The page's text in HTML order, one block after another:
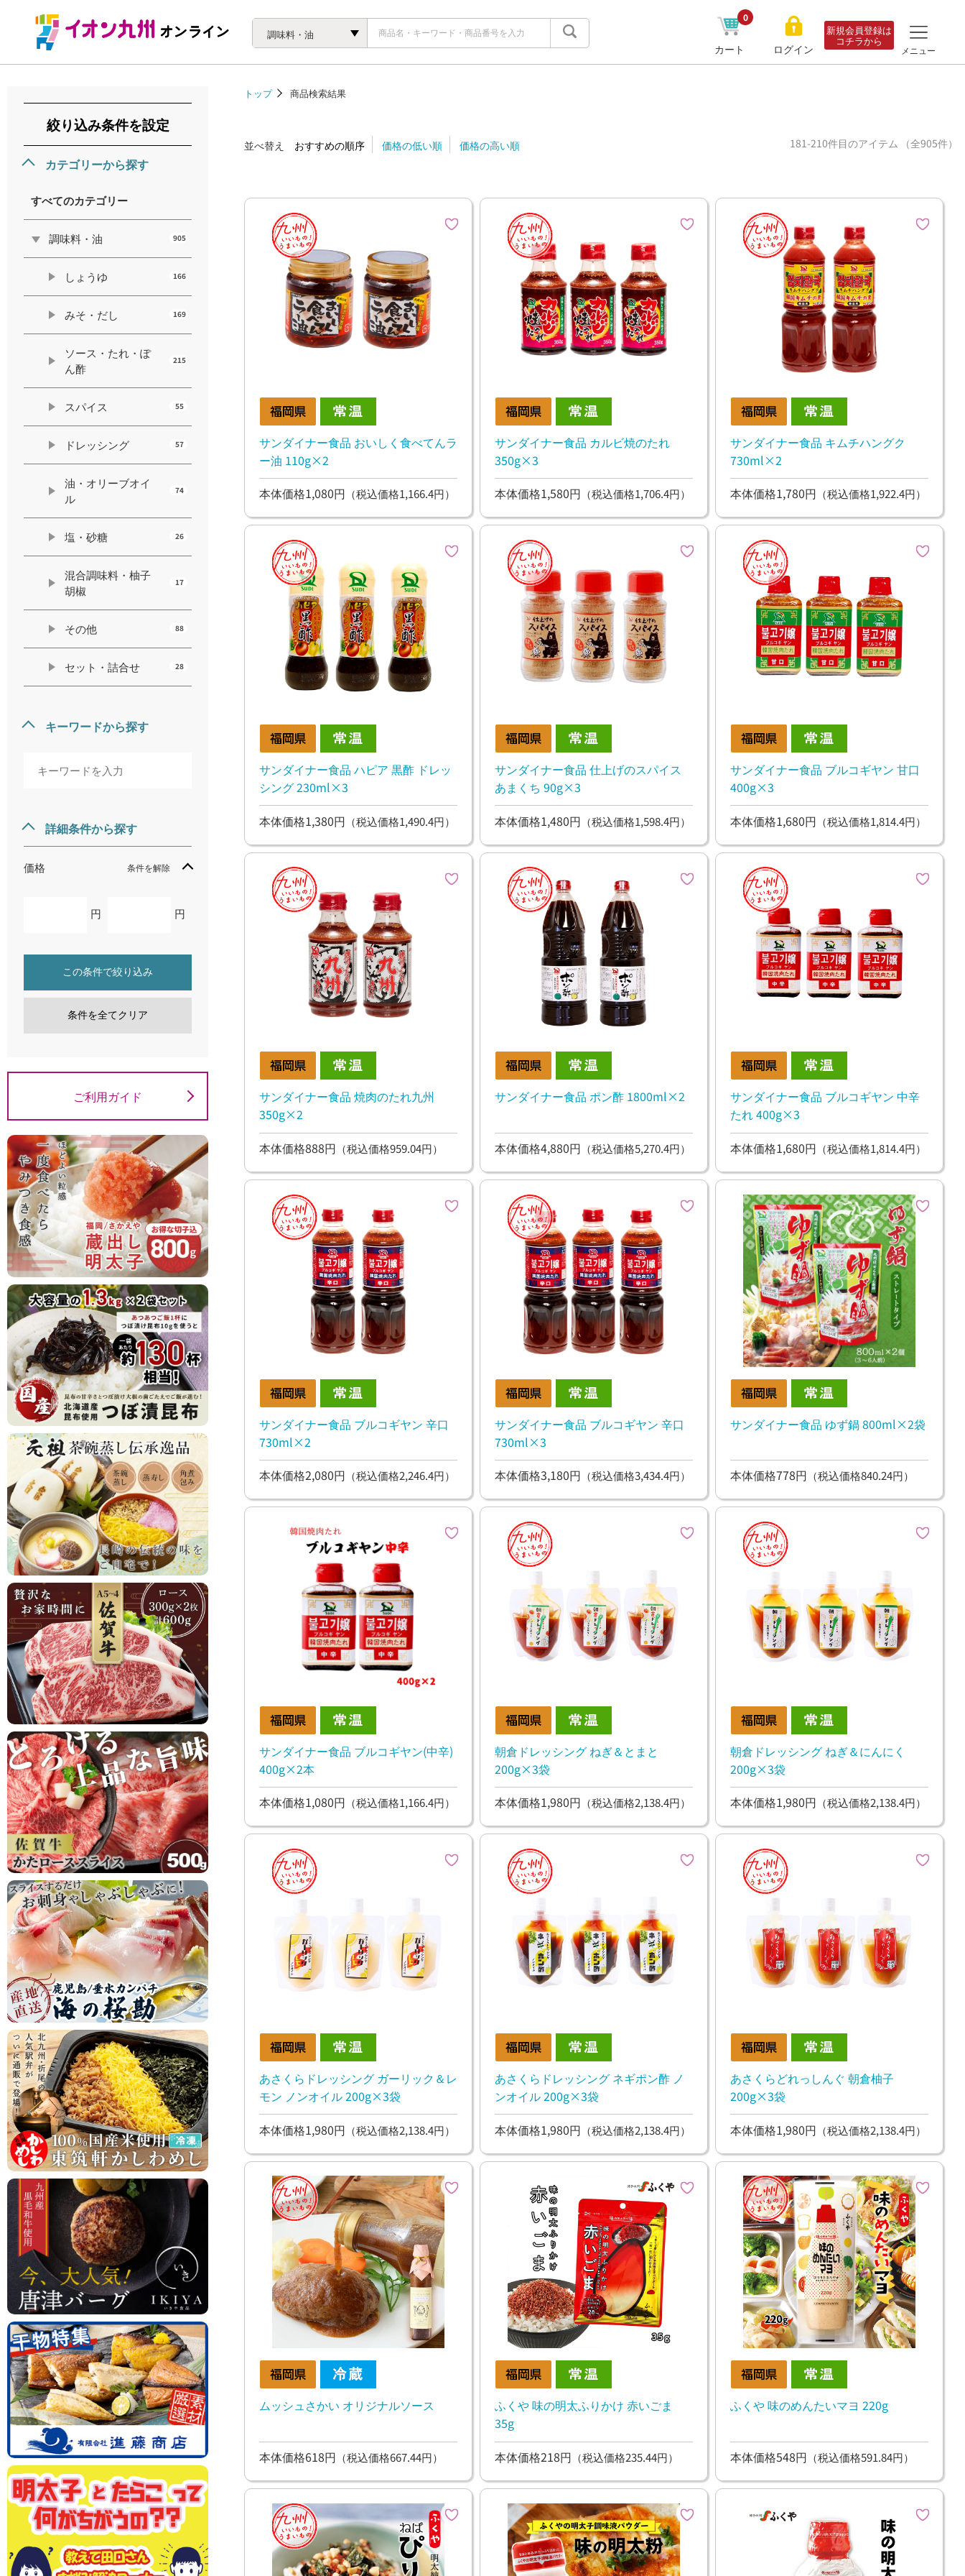
調味料・油
カート
0
ログイン
新規会員登録は
コチラから
メニュー
絞り込み条件を設定
カテゴリーから探す
すべてのカテゴリー
調味料・油 905
しょうゆ 166
みそ・だし 169
ソース・たれ・ぽ
ん酢
215
スパイス 55
ドレッシング 57
油・オリーブオイ
ル
74
塩・砂糖 26
混合調味料・柚子
胡椒
17
その他 88
セット・詰合せ 28
キーワードから探す
詳細条件から探す
価格 条件を解除
円 円
この条件で絞り込み
条件を全てクリア
ご利用ガイド
トップ 商品検索結果
並べ替え おすすめの順序 価格の低い順 価格の高い順 181-210件目のアイテム （全905件）
サンダイナー食品 おいしく食べてんラ
ー油 110g×2
本体価格1,080円 （税込価格1,166.4円）
サンダイナー食品 カルビ焼のたれ
350g×3
本体価格1,580円 （税込価格1,706.4円）
サンダイナー食品 キムチハングク
730ml×2
本体価格1,780円 （税込価格1,922.4円）
サンダイナー食品 ハピア 黒酢 ドレッ
シング 230ml×3
本体価格1,380円 （税込価格1,490.4円）
サンダイナー食品 仕上げのスパイス
あまくち 90g×3
本体価格1,480円 （税込価格1,598.4円）
サンダイナー食品 ブルコギヤン 甘口
400g×3
本体価格1,680円 （税込価格1,814.4円）
サンダイナー食品 焼肉のたれ九州
350g×2
本体価格888円 （税込価格959.04円）
サンダイナー食品 ポン酢 1800ml×2
本体価格4,880円 （税込価格5,270.4円）
サンダイナー食品 ブルコギヤン 中辛
たれ 400g×3
本体価格1,680円 （税込価格1,814.4円）
サンダイナー食品 ブルコギヤン 辛口
730ml×2
本体価格2,080円 （税込価格2,246.4円）
サンダイナー食品 ブルコギヤン 辛口
730ml×3
本体価格3,180円 （税込価格3,434.4円）
サンダイナー食品 ゆず鍋 800ml×2袋
本体価格778円 （税込価格840.24円）
サンダイナー食品 ブルコギヤン(中辛)
400g×2本
本体価格1,080円 （税込価格1,166.4円）
朝倉ドレッシング ねぎ＆とまと
200g×3袋
本体価格1,980円 （税込価格2,138.4円）
朝倉ドレッシング ねぎ＆にんにく
200g×3袋
本体価格1,980円 （税込価格2,138.4円）
あさくらドレッシング ガーリック＆レ
モン ノンオイル 200g×3袋
本体価格1,980円 （税込価格2,138.4円）
あさくらドレッシング ネギポン酢 ノ
ンオイル 200g×3袋
本体価格1,980円 （税込価格2,138.4円）
あさくらどれっしんぐ 朝倉柚子
200g×3袋
本体価格1,980円 （税込価格2,138.4円）
ムッシュさかい オリジナルソース
本体価格618円 （税込価格667.44円）
ふくや 味の明太ふりかけ 赤いごま
35g
本体価格218円 （税込価格235.44円）
ふくや 味のめんたいマヨ 220g
本体価格548円 （税込価格591.84円）